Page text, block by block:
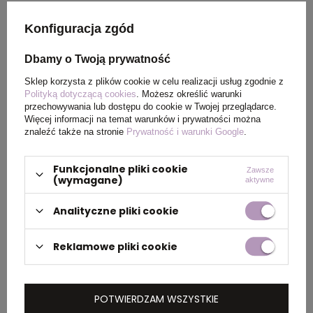
Wymiary
produktu
Waga
produktu (g)
741
PAKOWANIE
Ilość szt. w
kartonie
wewnętrznym
6
Wymiary
kartonu
zewnętrznego
28,5 x 38 x 43 cm
Konfiguracja zgód
Dbamy o Twoją prywatność
Sklep korzysta z plików cookie w celu realizacji usług zgodnie z
Polityką dotyczącą cookies . Możesz określić warunki
przechowywania lub dostępu do cookie w Twojej przeglądarce.
Więcej informacji na temat warunków i prywatności można
znaleźć także na stronie Prywatność i warunki Google
Funkcjonalne pliki cookie
(wymagane)
Zawsze
aktywne
Analityczne pliki cookie
Reklamowe pliki cookie
POTWIERDZAM WSZYSTKIE